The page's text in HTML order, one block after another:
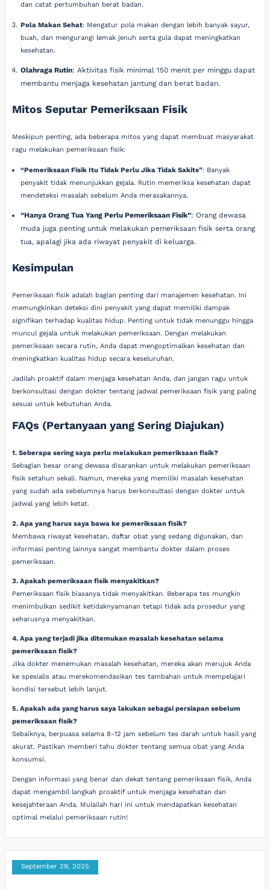
dan catat pertumbuhan berat badan.
Pola Makan Sehat: Mengatur pola makan dengan lebih banyak sayur,
buah, dan mengurangi lemak jenuh serta gula dapat meningkatkan
kesehatan.
Olahraga Rutin: Aktivitas fisik minimal 150 menit per minggu dapat
membantu menjaga kesehatan jantung dan berat badan.
Mitos Seputar Pemeriksaan Fisik
Meskipun penting, ada beberapa mitos yang dapat membuat masyarakat
ragu melakukan pemeriksaan fisik:
“Pemeriksaan Fisik Itu Tidak Perlu Jika Tidak Sakits”: Banyak
penyakit tidak menunjukkan gejala. Rutin memeriksa kesehatan dapat
mendeteksi masalah sebelum Anda merasakannya.
“Hanya Orang Tua Yang Perlu Pemeriksaan Fisik”: Orang dewasa
muda juga penting untuk melakukan pemeriksaan fisik serta orang
tua, apalagi jika ada riwayat penyakit di keluarga.
Kesimpulan
Pemeriksaan fisik adalah bagian penting dari manajemen kesehatan. Ini
memungkinkan deteksi dini penyakit yang dapat memiliki dampak
signifikan terhadap kualitas hidup. Penting untuk tidak menunggu hingga
muncul gejala untuk melakukan pemeriksaan. Dengan melakukan
pemeriksaan secara rutin, Anda dapat mengoptimalkan kesehatan dan
meningkatkan kualitas hidup secara keseluruhan.
Jadilah proaktif dalam menjaga kesehatan Anda, dan jangan ragu untuk
berkonsultasi dengan dokter tentang jadwal pemeriksaan fisik yang paling
sesuai untuk kebutuhan Anda.
FAQs (Pertanyaan yang Sering Diajukan)
1. Seberapa sering saya perlu melakukan pemeriksaan fisik?
Sebagian besar orang dewasa disarankan untuk melakukan pemeriksaan
fisik setahun sekali. Namun, mereka yang memiliki masalah kesehatan
yang sudah ada sebelumnya harus berkonsultasi dengan dokter untuk
jadwal yang lebih ketat.
2. Apa yang harus saya bawa ke pemeriksaan fisik?
Membawa riwayat kesehatan, daftar obat yang sedang digunakan, dan
informasi penting lainnya sangat membantu dokter dalam proses
pemeriksaan.
3. Apakah pemeriksaan fisik menyakitkan?
Pemeriksaan fisik biasanya tidak menyakitkan. Beberapa tes mungkin
menimbulkan sedikit ketidaknyamanan tetapi tidak ada prosedur yang
seharusnya menyakitkan.
4. Apa yang terjadi jika ditemukan masalah kesehatan selama
pemeriksaan fisik?
Jika dokter menemukan masalah kesehatan, mereka akan merujuk Anda
ke spesialis atau merekomendasikan tes tambahan untuk mempelajari
kondisi tersebut lebih lanjut.
5. Apakah ada yang harus saya lakukan sebagai persiapan sebelum
pemeriksaan fisik?
Sebaiknya, berpuasa selama 8-12 jam sebelum tes darah untuk hasil yang
akurat. Pastikan memberi tahu dokter tentang semua obat yang Anda
konsumsi.
Dengan informasi yang benar dan dekat tentang pemeriksaan fisik, Anda
dapat mengambil langkah proaktif untuk menjaga kesehatan dan
kesejahteraan Anda. Mulailah hari ini untuk mendapatkan kesehatan
optimal melalui pemeriksaan rutin!
September 29, 2025